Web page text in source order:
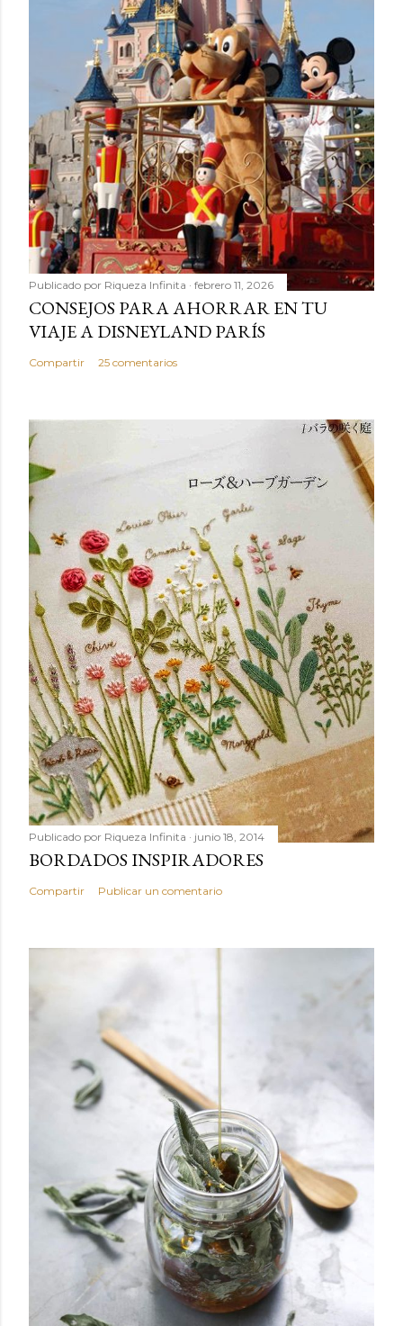
Publicado por Riqueza Infinita febrero 11, 2026
CONSEJOS PARA AHORRAR EN TU
VIAJE A DISNEYLAND PARÍS
Compartir 25 comentarios
Publicado por Riqueza Infinita junio 18, 2014
BORDADOS INSPIRADORES
Compartir Publicar un comentario